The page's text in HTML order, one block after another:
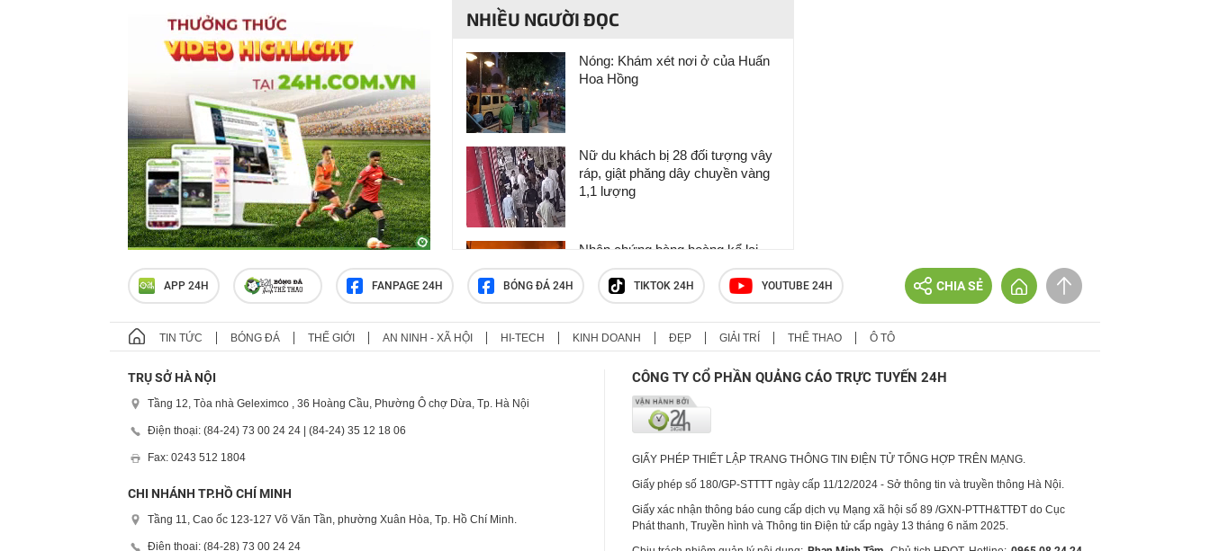
NHIỀU NGƯỜI ĐỌC
Nóng: Khám xét nơi ở của Huấn
Hoa Hồng
Nữ du khách bị 28 đối tượng vây
ráp, giật phăng dây chuyền vàng
1,1 lượng
Nhân chứng bàng hoàng kể lại
khoảnh khắc chợ Biên Hòa bốc
cháy
Giếng tự phun khí và nước cực
chóng mặt
APP 24H FANPAGE 24H BÓNG ĐÁ 24H TIKTOK 24H YOUTUBE 24H CHIA SẺ
TIN TỨC BÓNG ĐÁ THẾ GIỚI AN NINH - XÃ HỘI HI-TECH KINH DOANH ĐẸP GIẢI TRÍ THỂ THAO Ô TÔ
TRỤ SỞ HÀ NỘI
Tầng 12, Tòa nhà Geleximco , 36 Hoàng Cầu, Phường Ô chợ Dừa, Tp. Hà Nội
Điện thoại: (84-24) 73 00 24 24 | (84-24) 35 12 18 06
Fax: 0243 512 1804
CHI NHÁNH TP.HỒ CHÍ MINH
Tầng 11, Cao ốc 123-127 Võ Văn Tần, phường Xuân Hòa, Tp. Hồ Chí Minh.
Điện thoại: (84-28) 73 00 24 24
CÔNG TY CỔ PHẦN QUẢNG CÁO TRỰC TUYẾN 24H
GIẤY PHÉP THIẾT LẬP TRANG THÔNG TIN ĐIỆN TỬ TỔNG HỢP TRÊN MẠNG.
Giấy phép số 180/GP-STTTT ngày cấp 11/12/2024 - Sở thông tin và truyền thông Hà Nội.
Giấy xác nhận thông báo cung cấp dịch vụ Mạng xã hội số 89 /GXN-PTTH&TTĐT do Cục
Phát thanh, Truyền hình và Thông tin Điện tử cấp ngày 13 tháng 6 năm 2025.